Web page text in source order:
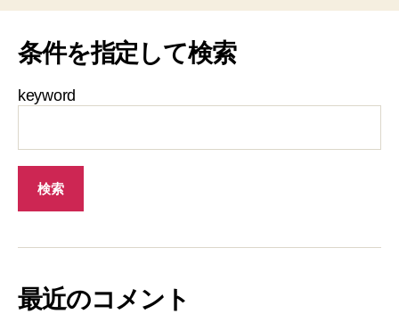
条件を指定して検索
keyword
最近のコメント